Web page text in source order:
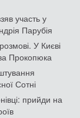
участь у
Парубія
У Києві
Прокопюка
Сотні
прийди на